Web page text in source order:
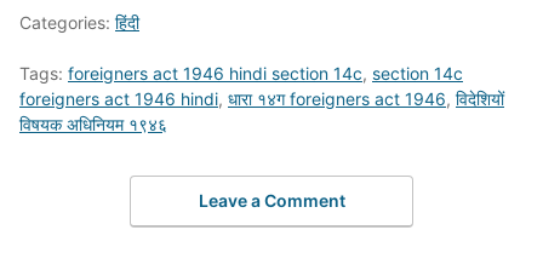
Categories: हिंदी
Tags: foreigners act 1946 hindi section 14c, section 14c
foreigners act 1946 hindi, धारा १४ग foreigners act 1946, विदेशियों
विषयक अधिनियम १९४६
Leave a Comment